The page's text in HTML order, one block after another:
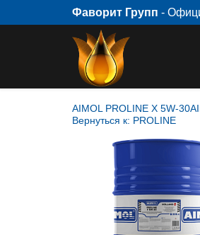
Фаворит Групп -
AIMOL PROLINE X 5W-30
Вернуться к: PROLINE